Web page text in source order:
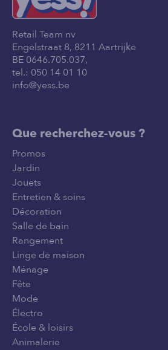
Retail Team nv
Engelstraat 8, 8211 Aartrijke
BE 0646.705.037,
tel.: 050 14 01 10
info@yess.be
Que recherchez-vous ?
Promos
Jardin
Jouets
Entretien & soins
Décoration
Salle de bain
Rangement
Linge de maison
Ménage
Fête
Mode
Électro
École & loisirs
Animalerie